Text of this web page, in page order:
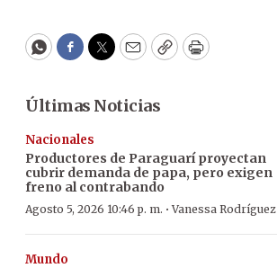
WhatsApp
Facebook
Twitter
EmailCopyPrint
Últimas Noticias
Nacionales
Productores de Paraguarí proyectan
cubrir demanda de papa, pero exigen
freno al contrabando
Agosto 5, 2026 10:46 p. m. ·Vanessa Rodríguez
Mundo